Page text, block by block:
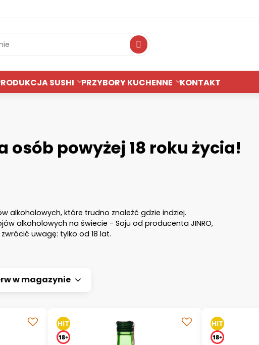
Wyszukiwanie
SUSHI PRZYBORY KUCHENNE KONTAKT
powyżej 18 roku życia!
alkoholowych, które trudno znaleźć gdzie indziej.
alkoholowych na świecie - Soju od producenta JINRO,
uwagę: tylko od 18 lat.
w magazynie